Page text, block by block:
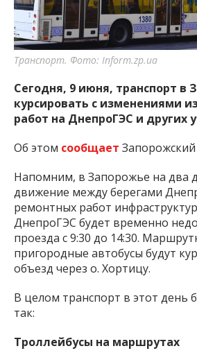
важную
города
Транспорт. Фото: Inform.zp.ua
Сегодня, 9 июня, транспорт в
курсировать с изменениями
работ на ДнепроГЭС и других
Об этом сообщает Запорожский
Напомним, в Запорожье на два
движение между берегами
ремонтных работ
ДнепроГЭС будет временно
проезда с 9:30 до 14:30.
пригородные автобусы будут
объезд через о. Хортицу.
В целом транспорт в этот день
так:
Троллейбусы на маршрутах